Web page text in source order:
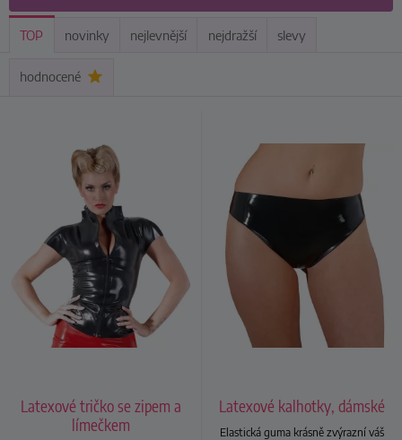
TOP novinky nejlevnější nejdražší slevy
hodnocené
Latexové tričko se zipem a
límečkem
Latexové kalhotky, dámské
Elastická guma krásně zvýrazní váš